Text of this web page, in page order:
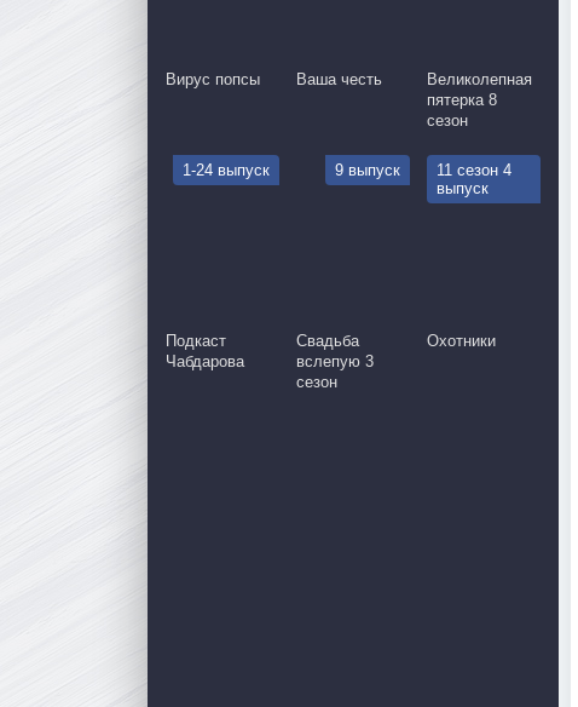
Вирус попсы Ваша честь
Великолепная
пятерка 8
сезон
1-24 выпуск
Подкаст
Чабдарова
9 выпуск
Свадьба
вслепую 3
сезон
11 сезон 4
выпуск
Охотники